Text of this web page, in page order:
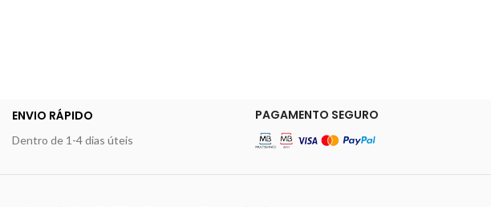
ENVIO RÁPIDO
Dentro de 1-4 dias úteis
PAGAMENTO SEGURO